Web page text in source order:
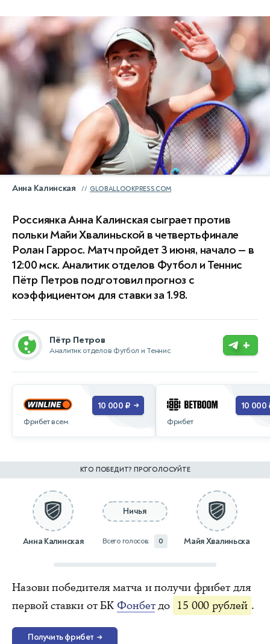
Анна Калинская GLOBALLOOKPRESS.COM
Россиянка Анна Калинская сыграет против
польки Майи Хвалиньской в четвертьфинале
Ролан Гаррос. Матч пройдет 3 июня, начало — в
12:00 мск. Аналитик отделов Футбол и Теннис
Пётр Петров подготовил прогноз с
коэффициентом для ставки за 1.98.
Пётр Петров
Аналитик отделов Футбол и Теннис +
Фрибет всем
10 000 ₽ →
Фрибет
10 000
КТО ПОБЕДИТ? ПРОГОЛОСУЙТЕ
Анна Калинская
Ничья
Всего голосов: 0 Майя Хвалиньска
Назови победителя матча и получи фрибет для
первой ставки от БК Фонбетдо 15 000 рублей .
Получить фрибет →